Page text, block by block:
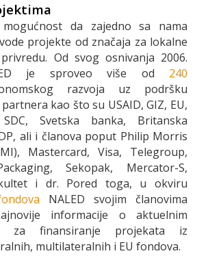
da zajedno sa nama
projekte od značaja za lokalne
Od svog osnivanja 2006.
je sproveo više od 240
razvoja uz podršku
kao što su USAID, GIZ, EU,
Svetska banka, Britanska
ali i članova poput Philip Morris
Mastercard, Visa, Telegroup,
Sekopak, Mercator-S,
i dr. Pored toga, u okviru
NALED svojim članovima
informacije o aktuelnim
za finansiranje projekata iz
multilateralnih i EU fondova.